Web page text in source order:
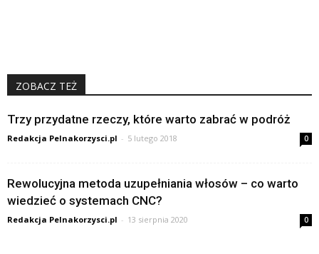
ZOBACZ TEŻ
Trzy przydatne rzeczy, które warto zabrać w podróż
Redakcja Pelnakorzysci.pl - 5 lutego 2018 0
Rewolucyjna metoda uzupełniania włosów – co warto
wiedzieć o systemach CNC?
Redakcja Pelnakorzysci.pl - 13 sierpnia 2020 0